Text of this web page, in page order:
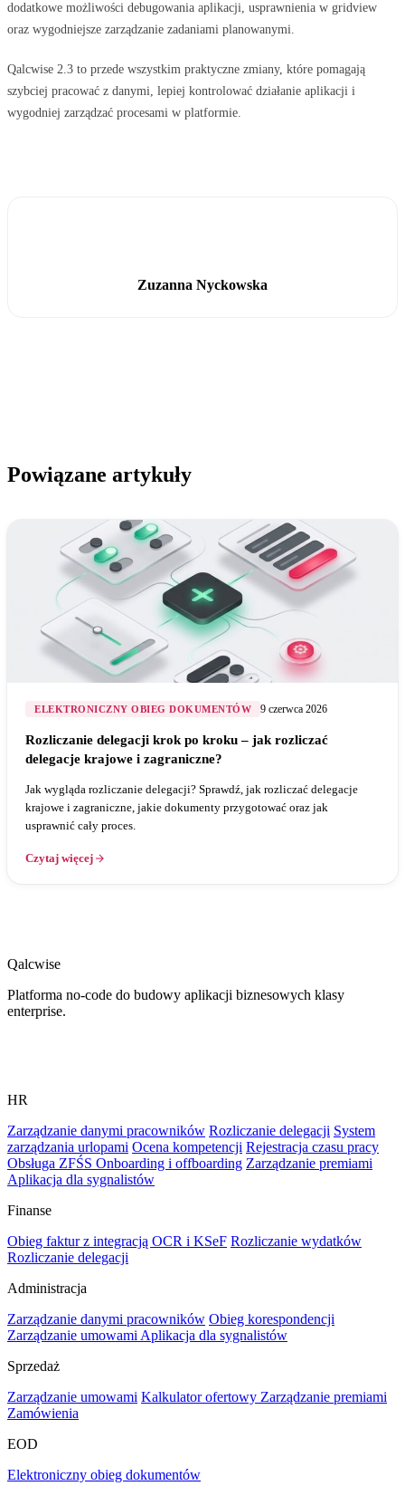
dodatkowe możliwości debugowania aplikacji, usprawnienia w gridview
oraz wygodniejsze zarządzanie zadaniami planowanymi.
Qalcwise 2.3 to przede wszystkim praktyczne zmiany, które pomagają
szybciej pracować z danymi, lepiej kontrolować działanie aplikacji i
wygodniej zarządzać procesami w platformie.
Zuzanna Nyckowska
Powiązane artykuły
ELEKTRONICZNY OBIEG DOKUMENTÓW 9 czerwca 2026
Rozliczanie delegacji krok po kroku – jak rozliczać
delegacje krajowe i zagraniczne?
Jak wygląda rozliczanie delegacji? Sprawdź, jak rozliczać delegacje
krajowe i zagraniczne, jakie dokumenty przygotować oraz jak
usprawnić cały proces.
Czytaj więcej
Qalcwise
Platforma no-code do budowy aplikacji biznesowych klasy
enterprise.
HR
Zarządzanie danymi pracowników Rozliczanie delegacji System
zarządzania urlopami Ocena kompetencji Rejestracja czasu pracy
Obsługa ZFŚS Onboarding i offboarding Zarządzanie premiami
Aplikacja dla sygnalistów
Finanse
Obieg faktur z integracją OCR i KSeF Rozliczanie wydatków
Rozliczanie delegacji
Administracja
Zarządzanie danymi pracowników Obieg korespondencji
Zarządzanie umowami Aplikacja dla sygnalistów
Sprzedaż
Zarządzanie umowami Kalkulator ofertowy Zarządzanie premiami
Zamówienia
EOD
Elektroniczny obieg dokumentów